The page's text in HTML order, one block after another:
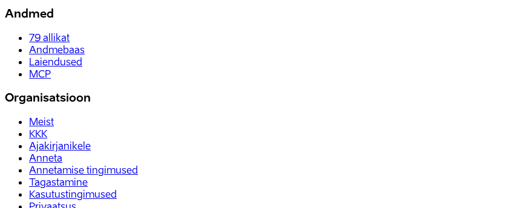
Andmed
79 allikat
Andmebaas
Laiendused
MCP
Organisatsioon
Meist
KKK
Ajakirjanikele
Anneta
Annetamise tingimused
Tagastamine
Kasutustingimused